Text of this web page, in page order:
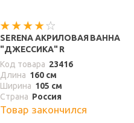
SERENA АКРИЛОВАЯ ВАННА
"ДЖЕССИКА" R
Код товара 23416
Длина 160 см
Ширина 105 см
Страна Россия
Товар закончился